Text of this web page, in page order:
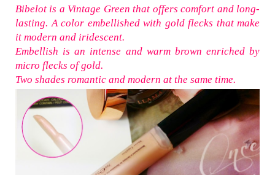
Bibelot is a Vintage Green that offers comfort and long-
lasting. A color embellished with gold flecks that make
it modern and iridescent.
Embellish is an intense and warm brown enriched by
micro flecks of gold.
Two shades romantic and modern at the same time.